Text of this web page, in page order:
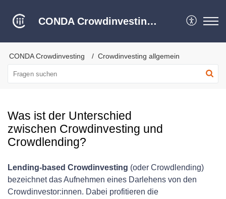
CONDA Crowdinvesting Hilfe Center
CONDA Crowdinvesting Crowdinvesting allgemein
Was ist der Unterschied
zwischen Crowdinvesting und
Crowdlending?
Lending-based Crowdinvesting (oder Crowdlending)
bezeichnet das Aufnehmen eines Darlehens von den
Crowdinvestor:innen. Dabei profitieren die